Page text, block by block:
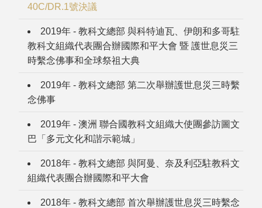
40C/DR.1號決議
2019年 - 教科文總部 與科特迪瓦、伊朗和多哥駐
教科文組織代表團合辦國際和平大會 暨 護世息災三
時繫念佛事和全球祭祖大典
2019年 - 教科文總部 第二次舉辦護世息災三時繫
念佛事
2019年 - 澳洲 聯合國教科文組織大使團參訪圖文
巴「多元文化和諧示範城」
2018年 - 教科文總部 與阿曼、奈及利亞駐教科文
組織代表團合辦國際和平大會
2018年 - 教科文總部 首次舉辦護世息災三時繫念